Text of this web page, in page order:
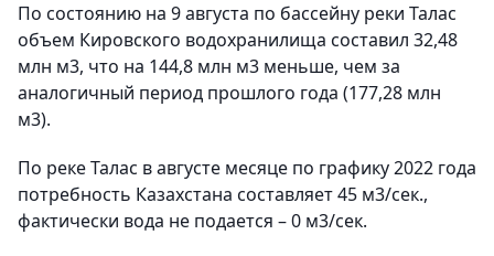
По состоянию на 9 августа по бассейну реки Талас
объем Кировского водохранилища составил 32,48
млн м3, что на 144,8 млн м3 меньше, чем за
аналогичный период прошлого года (177,28 млн
м3).
По реке Талас в августе месяце по графику 2022 года
потребность Казахстана составляет 45 м3/сек.,
фактически вода не подается – 0 м3/сек.